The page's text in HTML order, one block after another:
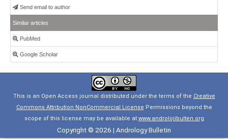
Send email to author
Similar articles
PubMed
Google Scholar
This is an Open Access journal distributed under the terms of the Creative
Commons Attribution NonCommercial License Permissions beyond the
scope of this license may be available at www.androlojibulten.org
Copyright © 2026 | Andrology Bulletin